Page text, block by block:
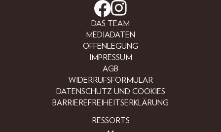
DAS TEAM
MEDIADATEN
OFFENLEGUNG
IMPRESSUM
AGB
WIDERRUFSFORMULAR
DATENSCHUTZ UND COOKIES
BARRIEREFREIHEITSERKLÄRUNG
RESSORTS